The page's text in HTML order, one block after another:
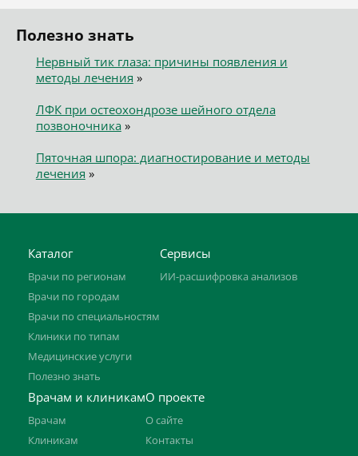
Полезно знать
Нервный тик глаза: причины появления и
методы лечения »
ЛФК при остеохондрозе шейного отдела
позвоночника»
Пяточная шпора: диагностирование и методы
лечения »
Каталог
Врачи по регионам
Врачи по городам
Врачи по специальностям
Клиники по типам
Медицинские услуги
Полезно знать
Сервисы
ИИ-расшифровка анализов
Врачам и клиникам
Врачам
Клиникам
О проекте
О сайте
Контакты